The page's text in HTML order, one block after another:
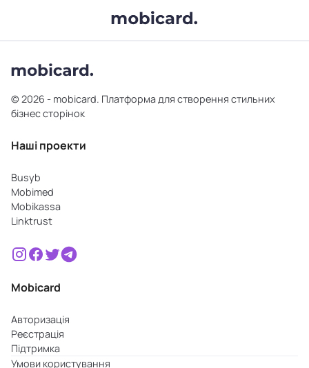
© 2026 - mobicard. Платформа для створення стильних
бізнес сторінок
Наші проекти
Busyb
Mobimed
Mobikassa
Linktrust
Mobicard
Авторизація
Реєстрація
Підтримка
Умови користування